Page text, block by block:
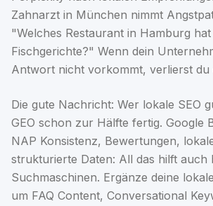
Zahnarzt in München nimmt
"Welches Restaurant in Hamburg hat
Fischgerichte?" Wenn dein
Antwort nicht vorkommt, verlierst du
Die gute Nachricht: Wer lokale SEO
GEO schon zur Hälfte fertig. Google
NAP Konsistenz, Bewertungen,
strukturierte Daten: All das hilft auch
Suchmaschinen. Ergänze deine
um FAQ Content, Conversational